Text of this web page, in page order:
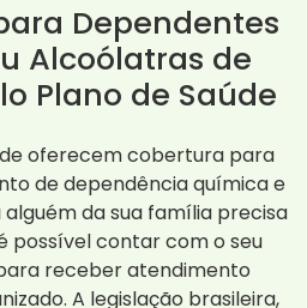
Dependentes
Alcoólatras de
Plano de Saúde
oferecem cobertura para
de dependência química e
alguém da sua família precisa
possível contar com o seu
receber atendimento
A legislação brasileira,